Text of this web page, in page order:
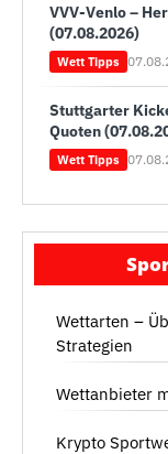
VVV-Venlo –
(07.08.2026)
Wett Tipps
Stuttgarter
Quoten
Wett Tipps
Wettarten –
Strategien
Wettanbieter
Krypto